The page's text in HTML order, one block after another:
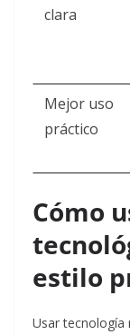
clara
Mejor uso
práctico
Cómo
estilo
Usar tecnología